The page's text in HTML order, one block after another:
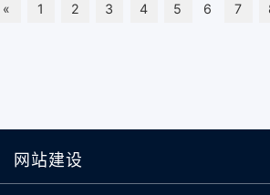
« 1 2 3 4 5 6 7
网站建设